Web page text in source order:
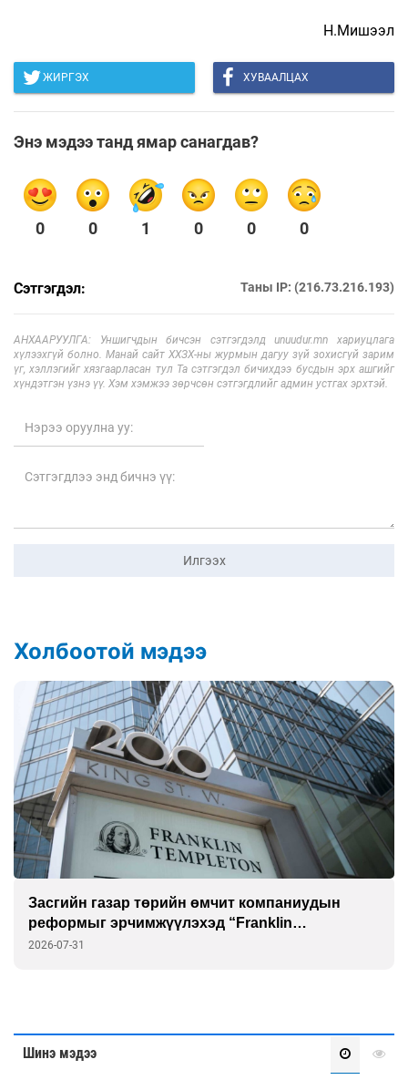
Н.Мишээл
ЖИРГЭХ ХУВААЛЦАХ
Энэ мэдээ танд ямар санагдав?
0 0 1 0 0 0
Сэтгэгдэл: Таны IP: (216.73.216.193)
АНХААРУУЛГА: Уншигчдын бичсэн сэтгэгдэлд unuudur.mn хариуцлага
хүлээхгүй болно. Манай сайт ХХЗХ-ны журмын дагуу зүй зохисгүй зарим
үг, хэллэгийг хязгаарласан тул Та сэтгэгдэл бичихдээ бусдын эрх ашгийг
хүндэтгэн үзнэ үү. Хэм хэмжээ зөрчсөн сэтгэгдлийг админ устгах эрхтэй.
Илгээх
Холбоотой мэдээ
“Шатахууны нөөц хангалттай” гэж гүрийсэн
төр эцэстээ үнэнд гүйцэгдэв
2026-07-31
Шинэ мэдээ